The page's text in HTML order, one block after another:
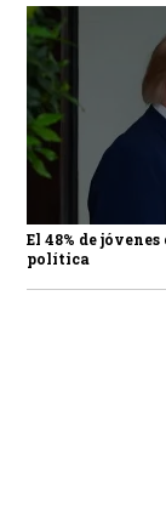
El 48% de
política